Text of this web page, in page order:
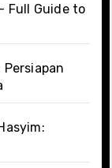
Full Guide to